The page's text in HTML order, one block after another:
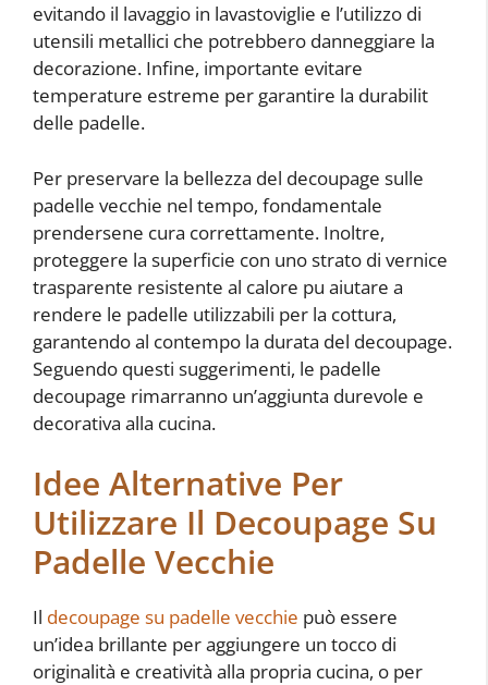
evitando il lavaggio in lavastoviglie e l’utilizzo di
utensili metallici che potrebbero danneggiare la
decorazione. Infine, importante evitare
temperature estreme per garantire la durabilit
delle padelle.
Per preservare la bellezza del decoupage sulle
padelle vecchie nel tempo, fondamentale
prendersene cura correttamente. Inoltre,
proteggere la superficie con uno strato di vernice
trasparente resistente al calore pu aiutare a
rendere le padelle utilizzabili per la cottura,
garantendo al contempo la durata del decoupage.
Seguendo questi suggerimenti, le padelle
decoupage rimarranno un’aggiunta durevole e
decorativa alla cucina.
Idee Alternative Per
Utilizzare Il Decoupage Su
Padelle Vecchie
Il decoupage su padelle vecchie può essere
un’idea brillante per aggiungere un tocco di
originalità e creatività alla propria cucina, o per